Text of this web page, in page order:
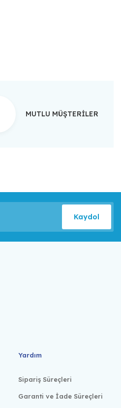
MUTLU MÜŞTERİLER
Kaydol
Yardım
Sipariş Süreçleri
Garanti ve İade Süreçleri